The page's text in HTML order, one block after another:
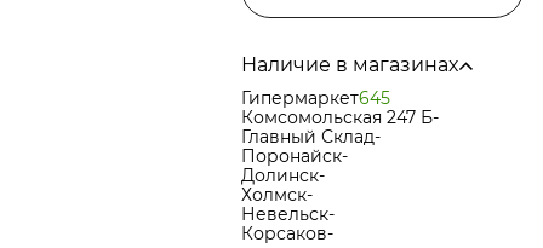
Наличие в магазинах
Гипермаркет645
Комсомольская 247 Б-
Главный Склад-
Поронайск-
Долинск-
Холмск-
Невельск-
Корсаков-